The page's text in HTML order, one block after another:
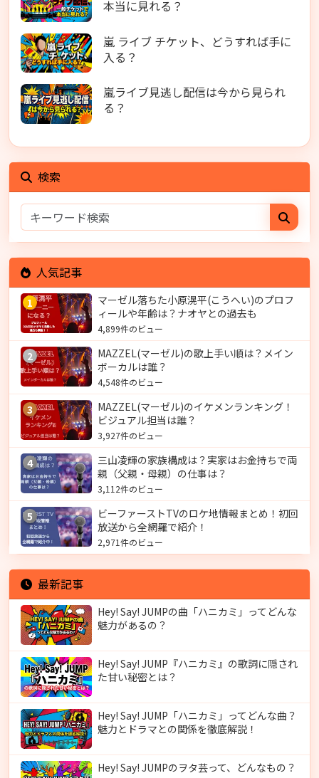
本当に見れる？
嵐 ライブ チケット、どうすれば手に
入る？
嵐ライブ見逃し配信は今から見られ
る？
検索
人気記事
1
マーゼル落ちた小原滉平(こうへい)のプロフ
ィールや年齢は？ナオヤとの過去も
4,899件のビュー
2
MAZZEL(マーゼル)の歌上手い順は？メイン
ボーカルは誰？
4,548件のビュー
3
MAZZEL(マーゼル)のイケメンランキング！
ビジュアル担当は誰？
3,927件のビュー
4
三山凌輝の家族構成は？実家はお金持ちで両
親（父親・母親）の仕事は？
3,112件のビュー
5
ビーファーストTVのロケ地情報まとめ！初回
放送から全網羅で紹介！
2,971件のビュー
最新記事
Hey! Say! JUMPの曲「ハニカミ」ってどんな
魅力があるの？
Hey! Say! JUMP『ハニカミ』の歌詞に隠され
た甘い秘密とは？
Hey! Say! JUMP「ハニカミ」ってどんな曲？
魅力とドラマとの関係を徹底解説！
Hey! Say! JUMPのヲタ芸って、どんなもの？